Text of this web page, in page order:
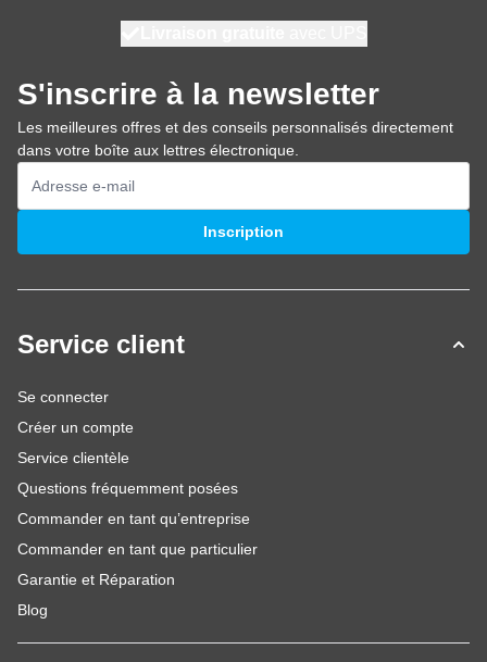
S'inscrire à la newsletter
Les meilleures offres et des conseils personnalisés directement
dans votre boîte aux lettres électronique.
Adresse mail
Inscription
Service client
Se connecter
Créer un compte
Service clientèle
Questions fréquemment posées
Commander en tant qu’entreprise
Commander en tant que particulier
Garantie et Réparation
Blog